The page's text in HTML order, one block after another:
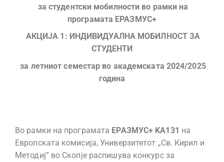
за студентски мобилности во рамки на
програмата ЕРАЗМУС+
АКЦИЈА 1: ИНДИВИДУАЛНА МОБИЛНОСТ ЗА
СТУДЕНТИ
за летниот семестар во академската 2024/2025
година
Во рамки на програмата ЕРАЗМУС+ KА131 на
Европската комисија, Универзитетот „Св. Кирил и
Методиј” во Скопје распишува конкурс за